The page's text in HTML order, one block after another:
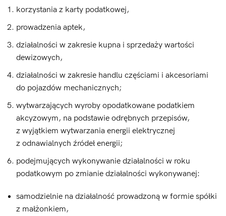
korzystania z karty podatkowej,
prowadzenia aptek,
działalności w zakresie kupna i sprzedaży wartości
dewizowych,
działalności w zakresie handlu częściami i akcesoriami
do pojazdów mechanicznych;
wytwarzających wyroby opodatkowane podatkiem
akcyzowym, na podstawie odrębnych przepisów,
z wyjątkiem wytwarzania energii elektrycznej
z odnawialnych źródeł energii;
podejmujących wykonywanie działalności w roku
podatkowym po zmianie działalności wykonywanej:
samodzielnie na działalność prowadzoną w formie spółki
z małżonkiem,